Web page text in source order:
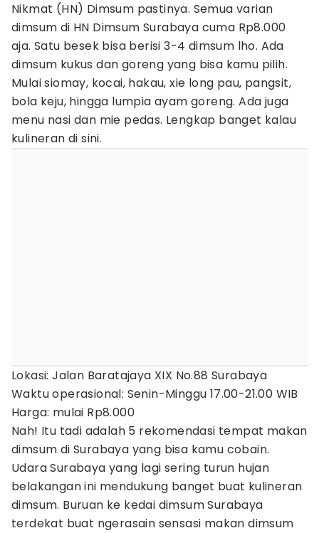
Nikmat (HN) Dimsum pastinya. Semua varian
dimsum di HN Dimsum Surabaya cuma Rp8.000
aja. Satu besek bisa berisi 3-4 dimsum lho. Ada
dimsum kukus dan goreng yang bisa kamu pilih.
Mulai siomay, kocai, hakau, xie long pau, pangsit,
bola keju, hingga lumpia ayam goreng. Ada juga
menu nasi dan mie pedas. Lengkap banget kalau
kulineran di sini.
Lokasi: Jalan Baratajaya XIX No.88 Surabaya
Waktu operasional: Senin-Minggu 17.00-21.00 WIB
Harga: mulai Rp8.000
Nah! Itu tadi adalah 5 rekomendasi tempat makan
dimsum di Surabaya yang bisa kamu cobain.
Udara Surabaya yang lagi sering turun hujan
belakangan ini mendukung banget buat kulineran
dimsum. Buruan ke kedai dimsum Surabaya
terdekat buat ngerasain sensasi makan dimsum